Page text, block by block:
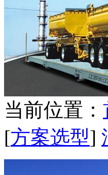
当前位置：
[方案选型]